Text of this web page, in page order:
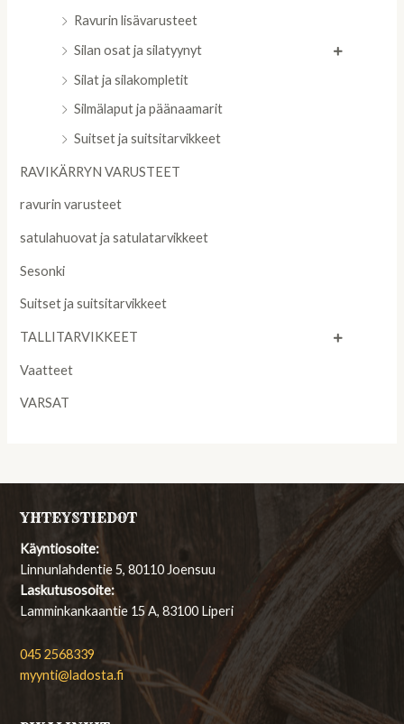
Ravurin lisävarusteet
Silan osat ja silatyynyt
Silat ja silakompletit
Silmälaput ja päänaamarit
Suitset ja suitsitarvikkeet
RAVIKÄRRYN VARUSTEET
ravurin varusteet
satulahuovat ja satulatarvikkeet
Sesonki
Suitset ja suitsitarvikkeet
TALLITARVIKKEET
Vaatteet
VARSAT
YHTEYSTIEDOT
Käyntiosoite:
Linnunlahdentie 5, 80110 Joensuu
Laskutusosoite:
Lamminkankaantie 15 A, 83100 Liperi
045 2568339
myynti@ladosta.fi